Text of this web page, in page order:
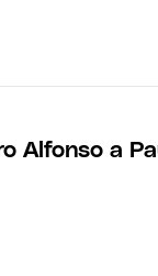
Alfonso a